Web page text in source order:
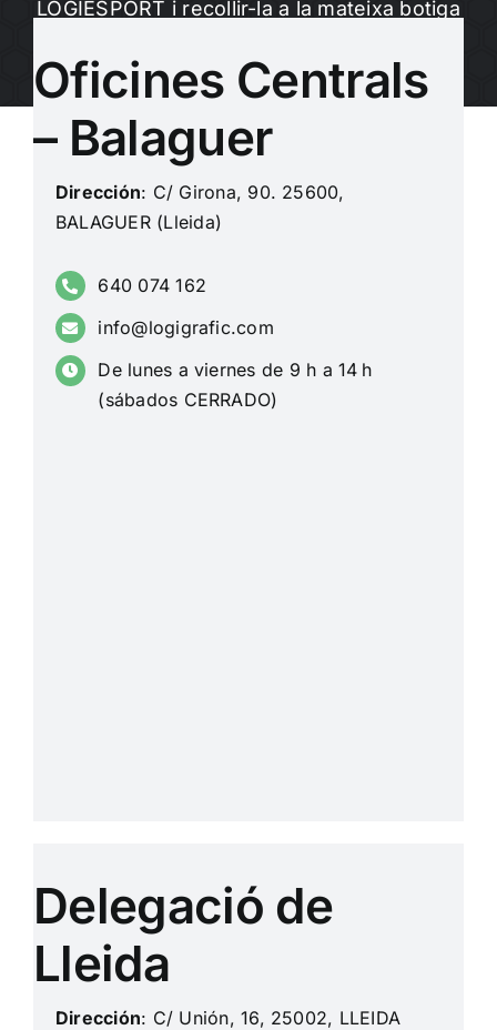
LOGIESPORT i recollir-la a la mateixa botiga
Oficines Centrals
– Balaguer
Dirección: C/ Girona, 90. 25600,
BALAGUER (Lleida)
640 074 162
info@logigrafic.com
De lunes a viernes de 9 h a 14 h
(sábados CERRADO)
Delegació de
Lleida
Dirección: C/ Unión, 16, 25002, LLEIDA